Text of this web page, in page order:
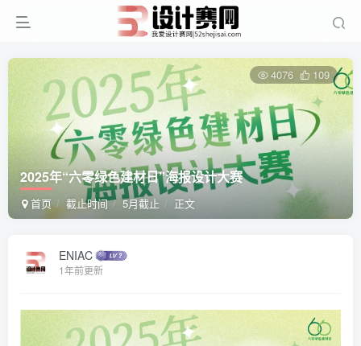
2025年“六零绿色建材日”海报设计大赛
首页 截止时间 5月截止 正文
4076 109
ENIAC
1年前更新